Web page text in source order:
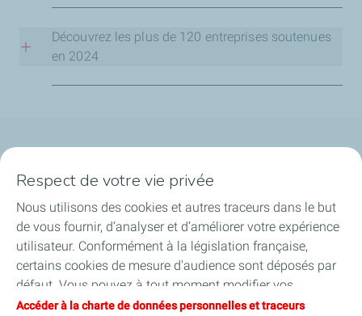
Bourgogne-Franche-Comté :
SIVIA LA BLANCHISSERIE - Service aux entreprises
Auvergne-Rhône-Alpes :
APHELIO - Informatique, télécommunication
PRS HEATHCARE - Santé, matériels médical
D.F.I. INTERIM RECRUTEMENT - Service à la
Découvrez les plus de 120 entreprises soutenues
en 2024
Auvergne-Rhône-Alpes :
CNM PROCESS - Equipement industriel
ROCKET 4 SALES - Etudes, conseil
METIISTA - Bâtiment, travaux public
Notre ancrage territorial
Financer les entreprises
Soutenir les projets industriels
Respect de votre vie privée
Nous utilisons des cookies et autres traceurs dans le but
de vous fournir, d’analyser et d’améliorer votre expérience
utilisateur. Conformément à la législation française,
certains cookies de mesure d'audience sont déposés par
défaut. Vous pouvez à tout moment modifier vos
paramètres de cookies en cliquant sur le bouton « Gérer
Accéder à la charte de données personnelles et traceurs